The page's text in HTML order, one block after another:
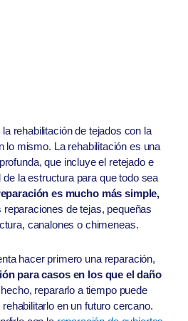
rehabilitación de tejados con la
lo mismo. La rehabilitación es una
que incluye el retejado e
la estructura para que todo sea
es mucho más simple,
reparaciones de tejas, pequeñas
canalones o chimeneas.
hacer primero una reparación,
para casos en los que el daño
repararlo a tiempo puede
en un futuro cercano.